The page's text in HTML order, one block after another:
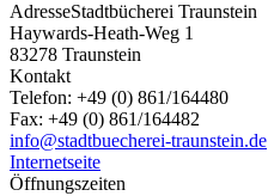
AdresseStadtbücherei Traunstein
Haywards-Heath-Weg 1
83278 Traunstein
Kontakt
Telefon: +49 (0) 861/164480
Fax: +49 (0) 861/164482
info@stadtbuecherei-traunstein.de
Internetseite
Öffnungszeiten